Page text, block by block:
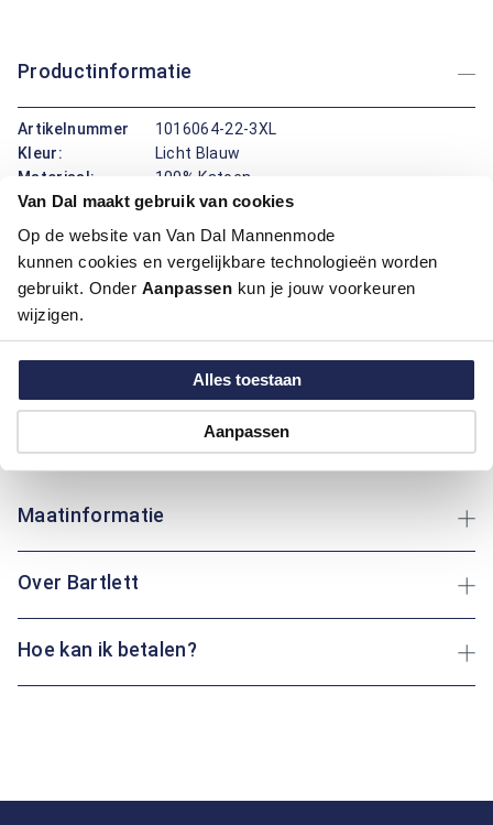
Van Dal maakt gebruik van cookies
Op de website van Van Dal Mannenmode
kunnen cookies en vergelijkbare technologieën worden
gebruikt. Onder Aanpassen kun je jouw voorkeuren
wijzigen.
Alles toestaan
Aanpassen
Productinformatie
Artikelnummer
1016064-22-3XL
Kleur:
Licht Blauw
Materiaal:
100% Katoen
Pasvorm:
Regular Fit
Motief:
Fantasie motief, Natuur elementen motief
Dit overhemd met korte mouw van Bartlett is ideaal voor
dagelijks gebruik. De klassieke boord en regular fit pasvorm
hoogwaardig katoen, biedt dit kledingstuk ademend
vermogen en zachtheid, perfect voor elke gelegenheid. De
subtiele patronen voegen een speels detail toe zonder te
overheersen. Of je nu een wandeling maakt of thuis ontspant:
dit overhemd biedt altijd het gewenste comfort.
Maatinformatie
Over Bartlett
Hoe kan ik betalen?